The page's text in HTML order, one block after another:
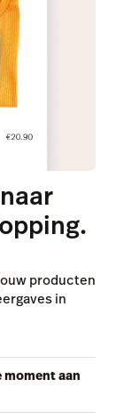
producten
in
aan